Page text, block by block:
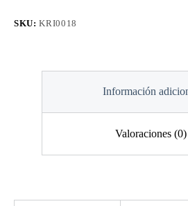
SKU:KRI0018
Información
Valoraciones (0)